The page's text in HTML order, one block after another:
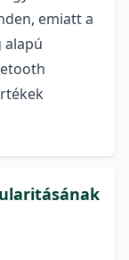
emiatt a
alapú